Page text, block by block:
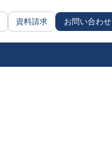
資料請求 お問い合わせ